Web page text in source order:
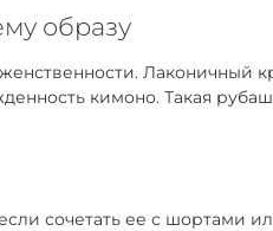
образу
Лаконичный
кимоно. Такая
сочетать ее с